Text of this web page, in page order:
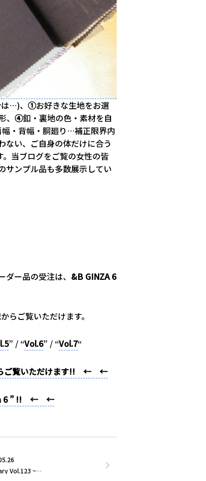
…)、 ①お好きな生地をお選
④釦・裏地の色・素材を自
・背幅・胴廻り…補正限界内
ない、ご自身の体だけに合う
当ブログをご覧の女性の皆
サンプル品も多数展示してい
ー品の受注は、 &B GINZA 6
ご覧いただけます。
” / “Vol.6” / “Vol.7“
ご覧いただけます!! ← ←
6 ” !! ← ←
&B Diary Vol.123 ~…